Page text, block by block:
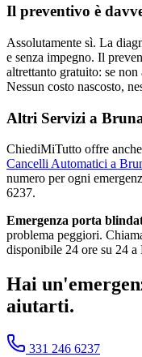
Il preventivo è
Assolutamente sì. La
e senza impegno. Il
altrettanto gratuito: se
Nessun costo nascosto,
Altri Servizi a
ChiediMiTutto offre
Cancelli Automatici a
numero per ogni
6237.
Emergenza porta
problema peggiori.
disponibile 24 ore su 24 a
Hai
aiutarti.
331 246 6237